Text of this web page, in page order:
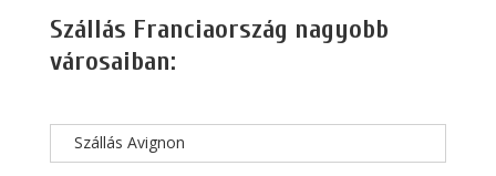
Szállás Franciaország nagyobb
városaiban:
Szállás Avignon